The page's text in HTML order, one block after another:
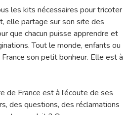
les kits nécessaires pour tricoter
elle partage sur son site des
que chacun puisse apprendre et
Tout le monde, enfants ou
son petit bonheur. Elle est à
France est à l’écoute de ses
des questions, des réclamations